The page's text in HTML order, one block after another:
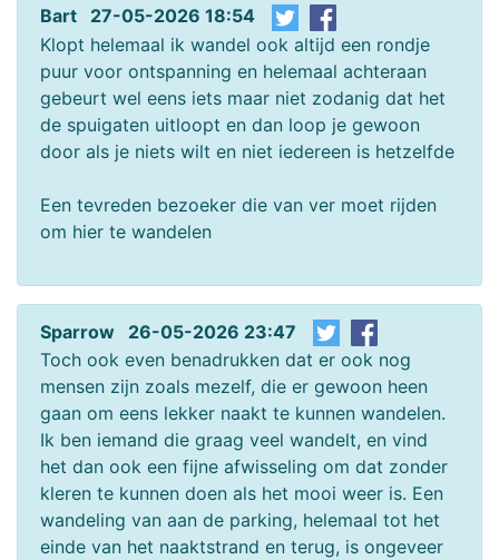
Bart 27-05-2026 18:54
Klopt helemaal ik wandel ook altijd een rondje
puur voor ontspanning en helemaal achteraan
gebeurt wel eens iets maar niet zodanig dat het
de spuigaten uitloopt en dan loop je gewoon
door als je niets wilt en niet iedereen is hetzelfde
Een tevreden bezoeker die van ver moet rijden
om hier te wandelen
Sparrow 26-05-2026 23:47
Toch ook even benadrukken dat er ook nog
mensen zijn zoals mezelf, die er gewoon heen
gaan om eens lekker naakt te kunnen wandelen.
Ik ben iemand die graag veel wandelt, en vind
het dan ook een fijne afwisseling om dat zonder
kleren te kunnen doen als het mooi weer is. Een
wandeling van aan de parking, helemaal tot het
einde van het naaktstrand en terug, is ongeveer